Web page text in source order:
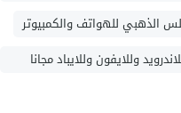
الذهبي للهواتف والكمبيوتر
وللايفون وللايباد مجانا